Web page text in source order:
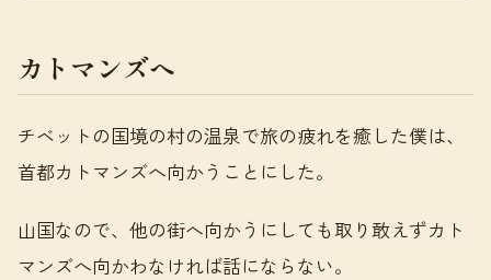
カトマンズへ
チベットの国境の村の温泉で旅の疲れを癒した僕は、
首都カトマンズへ向かうことにした。
山国なので、他の街へ向かうにしても取り敢えずカト
マンズへ向かわなければ話にならない。